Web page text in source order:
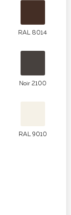
RAL 8014
Noir 2100
RAL 9010